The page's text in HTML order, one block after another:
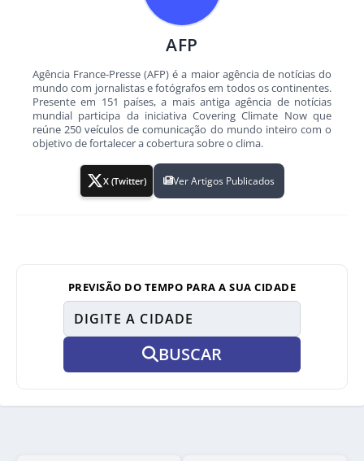
AFP
Agência France-Presse (AFP) é a maior agência de notícias do
mundo com jornalistas e fotógrafos em todos os continentes.
Presente em 151 países, a mais antiga agência de notícias
mundial participa da iniciativa Covering Climate Now que
reúne 250 veículos de comunicação do mundo inteiro com o
objetivo de fortalecer a cobertura sobre o clima.
X (Twitter) Ver Artigos Publicados
PREVISÃO DO TEMPO PARA A SUA CIDADE
BUSCAR